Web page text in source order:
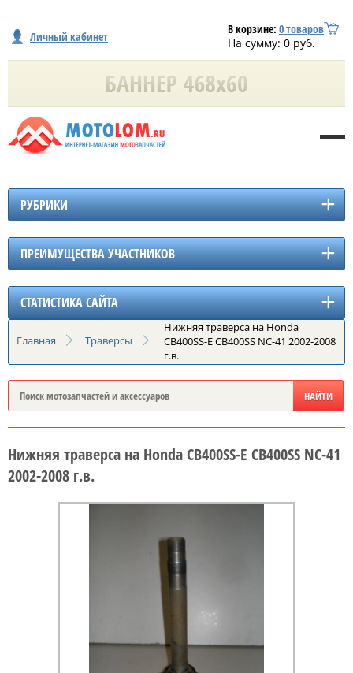
Личный кабинет В корзине: 0товаров
На сумму: 0 руб.
РУБРИКИ
ПРЕИМУЩЕСТВА УЧАСТНИКОВ
СТАТИСТИКА САЙТА
Главная Траверсы
Нижняя траверса на Honda
CB400SS-E CB400SS NC-41 2002-2008
г.в.
Нижняя траверса на Honda CB400SS-E CB400SS NC-41
2002-2008 г.в.